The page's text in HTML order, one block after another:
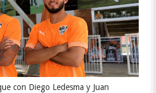
con Diego Ledesma y Juan